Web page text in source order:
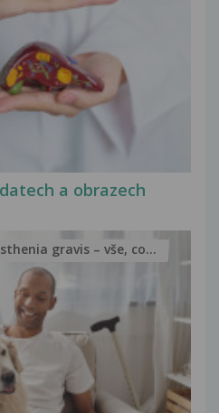
a obrazech
gravis – vše, co...